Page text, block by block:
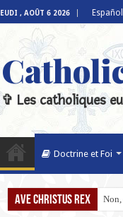
JEUDI , AOÛT 6 2026 Español
✞ Les catholiques
Doctrine et Foi
Ave Christus Rex Non,